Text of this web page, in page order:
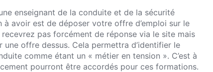
enseignant de la conduite et de la sécurité
à avoir est de déposer votre offre d’emploi sur le
pas forcément de réponse via le site mais
offre dessus. Cela permettra d’identifier le
comme étant un « métier en tension ». C’est à
pourront être accordés pour ces formations.